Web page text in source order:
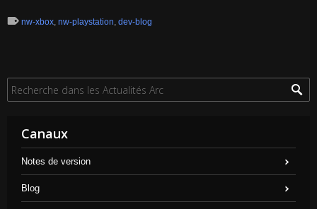
nw-xbox, nw-playstation, dev-blog
Canaux
Notes de version
Blog